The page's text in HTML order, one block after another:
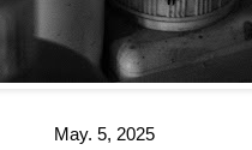
May. 5, 2025